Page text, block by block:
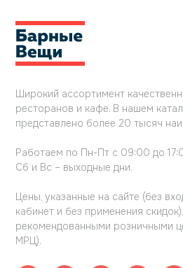
Широкий ассортимент
ресторанов и кафе. В нашем
представлено более 20 тысяч
Работаем по Пн-Пт с 09:00 до
Сб и Вс – выходные дни.
Цены, указанные на сайте (без
кабинет и без применения
рекомендованными розничными
МРЦ).